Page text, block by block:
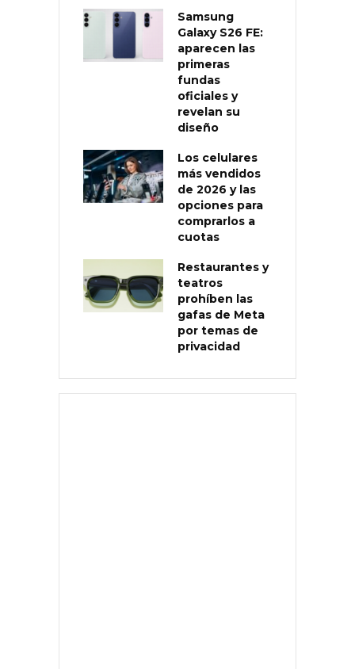
Samsung
Galaxy S26 FE:
aparecen las
primeras
fundas
oficiales y
revelan su
diseño
Los celulares
más vendidos
de 2026 y las
opciones para
comprarlos a
cuotas
Restaurantes y
teatros
prohíben las
gafas de Meta
por temas de
privacidad